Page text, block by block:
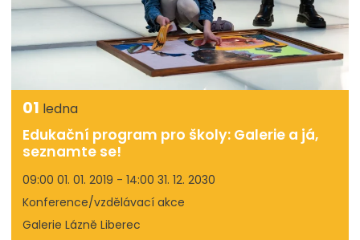
01 ledna
Edukační program pro školy: Galerie a já,
seznamte se!
09:00 01. 01. 2019 - 14:00 31. 12. 2030
Konference/vzdělávací akce
Galerie Lázně Liberec